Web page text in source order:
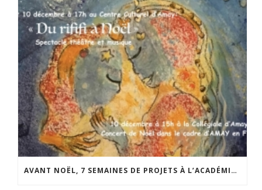
AVANT NOËL, 7 SEMAINES DE PROJETS À L’ACADÉMIE D’AMAY